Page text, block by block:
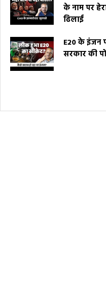
के नाम पर
ढिलाई
E20 के इंजन
सरकार की